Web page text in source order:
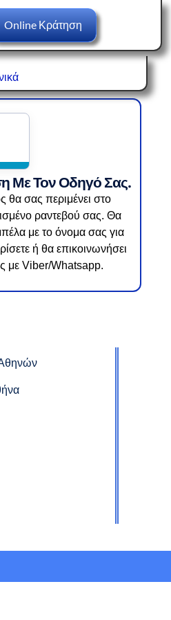
Online Κράτηση
Με Τον Οδηγό Σας.
θα σας περιμένει στο
ραντεβού σας. Θα
με το όνομα σας για
ή θα επικοινωνήσει
με Viber/Whatsapp.